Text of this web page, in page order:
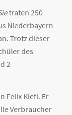
traten 250
Niederbayern
Trotz dieser
des
2
Felix Kiefl. Er
Verbraucher